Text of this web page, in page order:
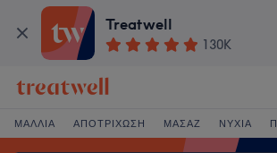
Treatwell
130K
ΜΑΛΛΙΆ ΑΠΟΤΡΊΧΩΣΗ ΜΑΣΆΖ ΝΎΧΙΑ